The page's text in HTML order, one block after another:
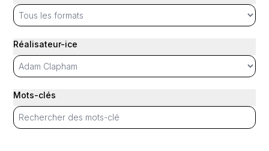
Réalisateur-ice
Mots-clés